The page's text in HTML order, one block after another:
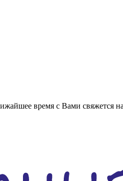
время с Вами свяжется